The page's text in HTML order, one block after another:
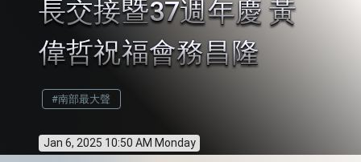
長交接暨37週年慶 黃
偉哲祝福會務昌隆
#南部最大聲
Jan 6, 2025 10:50 AM Monday